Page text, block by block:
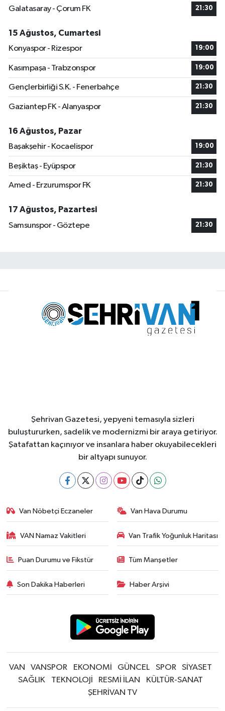
Galatasaray - Çorum FK
21:30
15 Ağustos, Cumartesi
Konyaspor - Rizespor
19:00
Kasımpaşa - Trabzonspor 19:00
Gençlerbirliği S.K. - Fenerbahçe 21:30
Gaziantep FK - Alanyaspor 21:30
16 Ağustos, Pazar
Başakşehir - Kocaelispor
19:00
Beşiktaş - Eyüpspor 21:30
Amed - Erzurumspor FK 21:30
17 Ağustos, Pazartesi
Samsunspor - Göztepe
21:30
Şehrivan Gazetesi, yepyeni temasıyla sizleri
buluştururken, sadelik ve modernizmi bir araya getiriyor.
Şatafattan kaçınıyor ve insanlara haber okuyabilecekleri
bir altyapı sunuyor.
Van Nöbetçi Eczaneler Van Hava Durumu
VAN Namaz Vakitleri Van Trafik Yoğunluk Haritası
Puan Durumu ve Fikstür Tüm Manşetler
Son Dakika Haberleri Haber Arşivi
VAN VANSPOR EKONOMİ GÜNCEL SPOR
SİYASET
SAĞLIK
TEKNOLOJİ RESMİ İLAN
KÜLTÜR-SANAT
ŞEHRİVAN TV